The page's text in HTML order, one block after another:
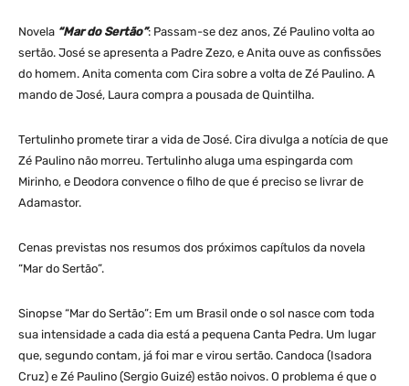
Novela “Mar do Sertão”: Passam-se dez anos, Zé Paulino volta ao
sertão. José se apresenta a Padre Zezo, e Anita ouve as confissões
do homem. Anita comenta com Cira sobre a volta de Zé Paulino. A
mando de José, Laura compra a pousada de Quintilha.
Tertulinho promete tirar a vida de José. Cira divulga a notícia de que
Zé Paulino não morreu. Tertulinho aluga uma espingarda com
Mirinho, e Deodora convence o filho de que é preciso se livrar de
Adamastor.
Cenas previstas nos resumos dos próximos capítulos da novela
“Mar do Sertão”.
Sinopse “Mar do Sertão”: Em um Brasil onde o sol nasce com toda
sua intensidade a cada dia está a pequena Canta Pedra. Um lugar
que, segundo contam, já foi mar e virou sertão. Candoca (Isadora
Cruz) e Zé Paulino (Sergio Guizé) estão noivos. O problema é que o